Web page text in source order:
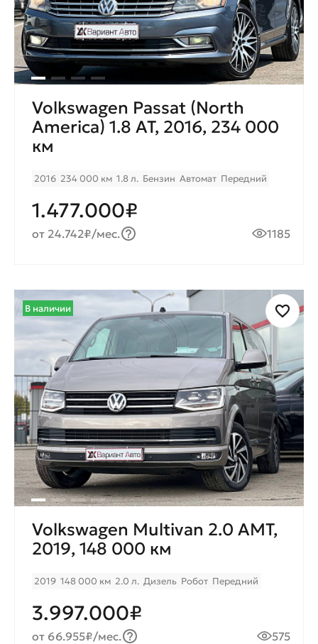
Volkswagen Passat (North
America) 1.8 AT, 2016, 234 000
км
2016 234 000 км 1.8 л. Бензин Автомат Передний
1.477.000₽
от 24.742₽/мес. 1185
В наличии
Volkswagen Multivan 2.0 AMT,
2019, 148 000 км
2019 148 000 км 2.0 л. Дизель Робот Передний
3.997.000₽
от 66.955₽/мес. 575